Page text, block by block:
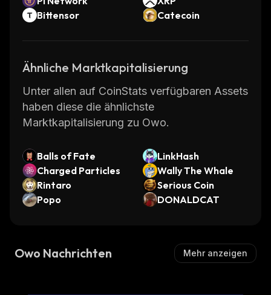
Bittensor
Catecoin
Ähnliche Marktkapitalisierung
Unter allen auf CoinStats verfügbaren Assets
haben diese die ähnlichste
Marktkapitalisierung zu Owo.
Balls of Fate
LinkHash
Charged Particles
Wally The Whale
Rintaro
Serious Coin
Popo
DONALDCAT
Owo Nachrichten Mehr anzeigen